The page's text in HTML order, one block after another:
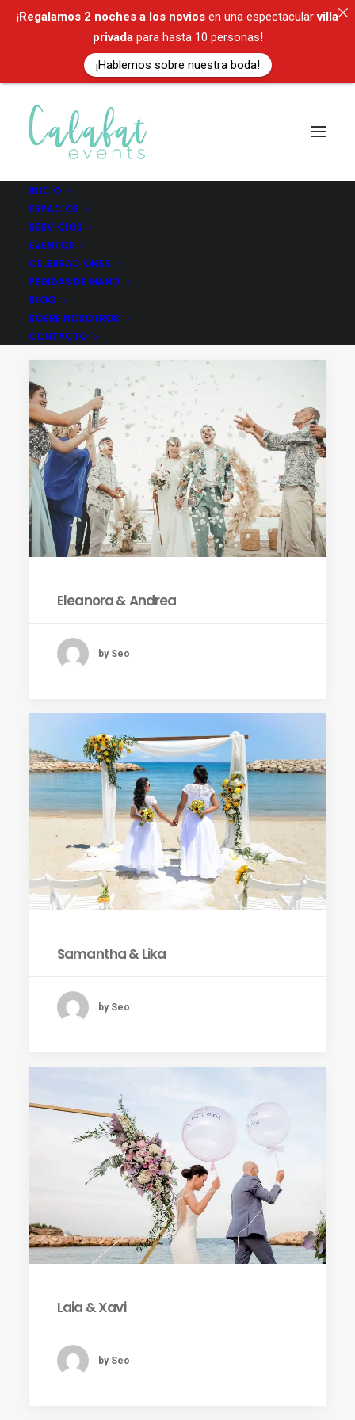
INICIO
ESPACIOS
SERVICIOS
EVENTOS
CELEBRACIONES
PEDIDAS DE MANO
BLOG
SOBRE NOSOTROS
CONTACTO
ES
Celebration
Eleanora & Andrea
by Seo
Samantha & Lika
by Seo
Laia & Xavi
by Seo
¡Regalamos 2 noches a los novios en una espectacularvilla
privadapara hasta 10 personas!
¡Hablemos sobre nuestra boda!